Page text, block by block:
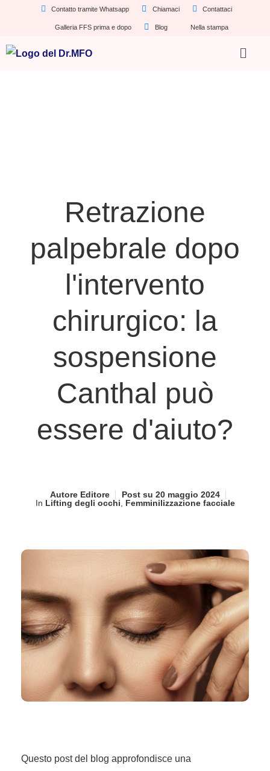
Contatto tramite Whatsapp Chiamaci Contattaci
Galleria FFS prima e dopo Blog Nella stampa
Retrazione
palpebrale dopo
l'intervento
chirurgico: la
sospensione
Canthal può
essere d'aiuto?
Autore Editore Post su 20 maggio 2024
In Lifting degli occhi, Femminilizzazione facciale
Questo post del blog approfondisce una